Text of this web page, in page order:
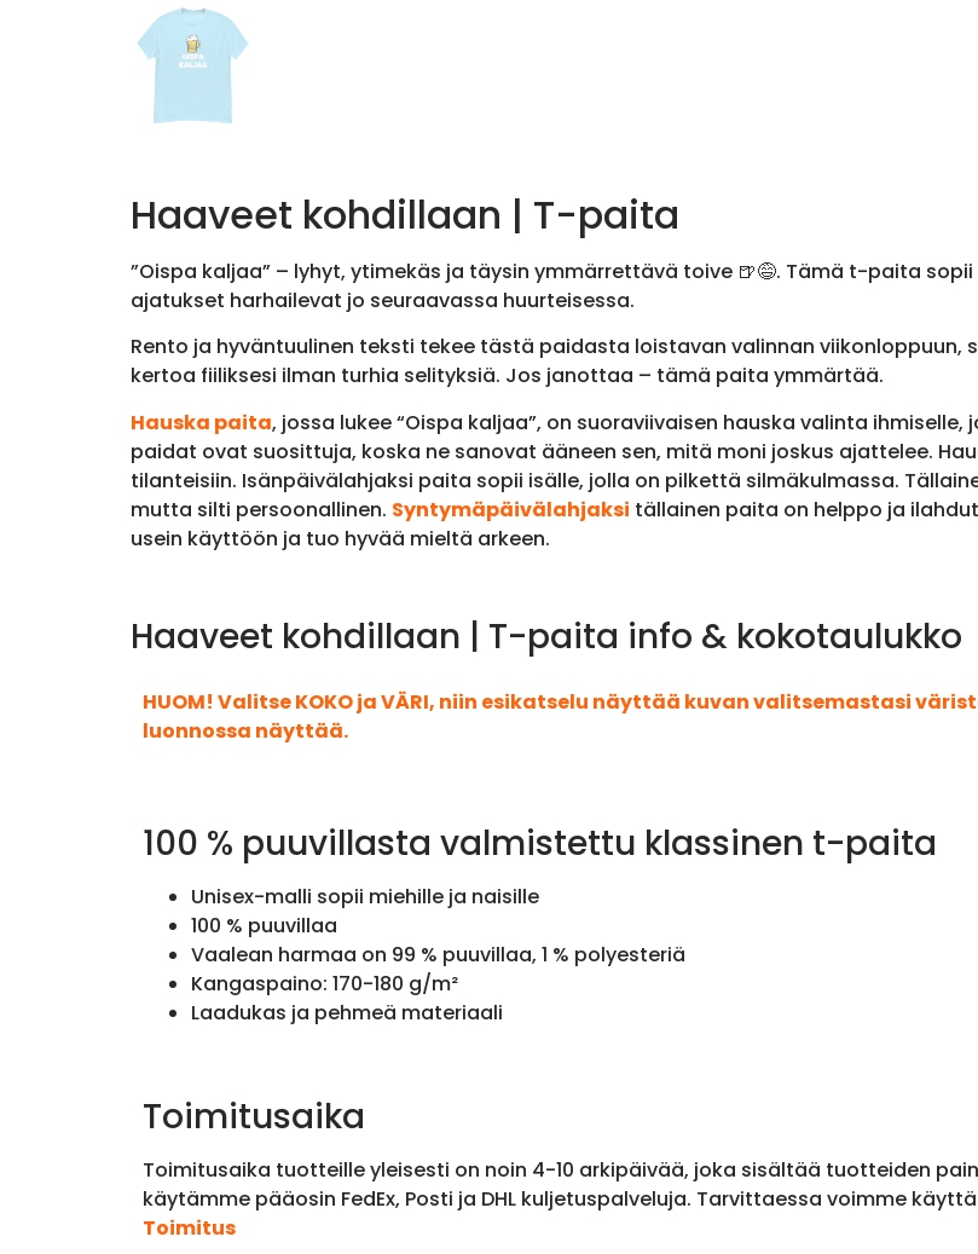
Haaveet kohdillaan | T-paita
”Oispa kaljaa” – lyhyt, ytimekäs ja täysin ymmärrettävä toive 🍺😅. Tämä t-paita
ajatukset harhailevat jo seuraavassa huurteisessa.
Rento ja hyväntuulinen teksti tekee tästä paidasta loistavan valinnan viikonloppuun,
kertoa fiiliksesi ilman turhia selityksiä. Jos janottaa – tämä paita ymmärtää.
Hauska paita, jossa lukee “Oispa kaljaa”, on suoraviivaisen hauska valinta
paidat ovat suosittuja, koska ne sanovat ääneen sen, mitä moni joskus ajattelee.
tilanteisiin. Isänpäivälahjaksi paita sopii isälle, jolla on pilkettä silmäkulmassa.
mutta silti persoonallinen. Syntymäpäivälahjaksi tällainen paita on helppo ja
usein käyttöön ja tuo hyvää mieltä arkeen.
Haaveet kohdillaan | T-paita info & kokotaulukko
HUOM! Valitse KOKO ja VÄRI, niin esikatselu näyttää kuvan valitsemastasi
luonnossa näyttää.
100 % puuvillasta valmistettu klassinen t-paita
Unisex-malli sopii miehille ja naisille
100 % puuvillaa
Vaalean harmaa on 99 % puuvillaa, 1 % polyesteriä
Kangaspaino: 170-180 g/m²
Laadukas ja pehmeä materiaali
Toimitusaika
Toimitusaika tuotteille yleisesti on noin 4-10 arkipäivää, joka sisältää tuotteiden
käytämme pääosin FedEx, Posti ja DHL kuljetuspalveluja. Tarvittaessa voimme
Toimitus